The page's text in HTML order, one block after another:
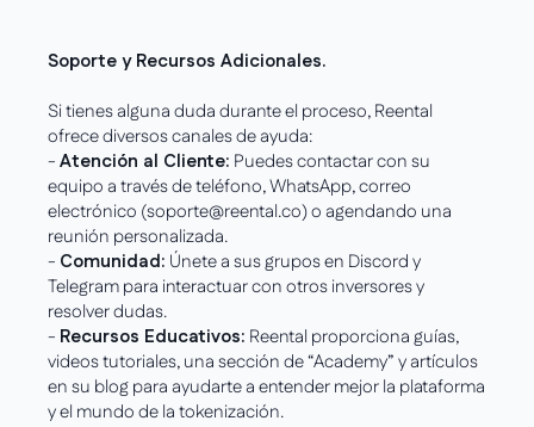
Soporte y Recursos Adicionales.
Si tienes alguna duda durante el proceso, Reental
ofrece diversos canales de ayuda:
-Atención al Cliente: Puedes contactar con su
equipo a través de teléfono, WhatsApp, correo
electrónico (soporte@reental.co) o agendando una
reunión personalizada.
- Comunidad: Únete a sus grupos en Discord y
Telegram para interactuar con otros inversores y
resolver dudas.
- Recursos Educativos: Reental proporciona guías,
videos tutoriales, una sección de “Academy” y artículos
en su blog para ayudarte a entender mejor la plataforma
y el mundo de la tokenización.